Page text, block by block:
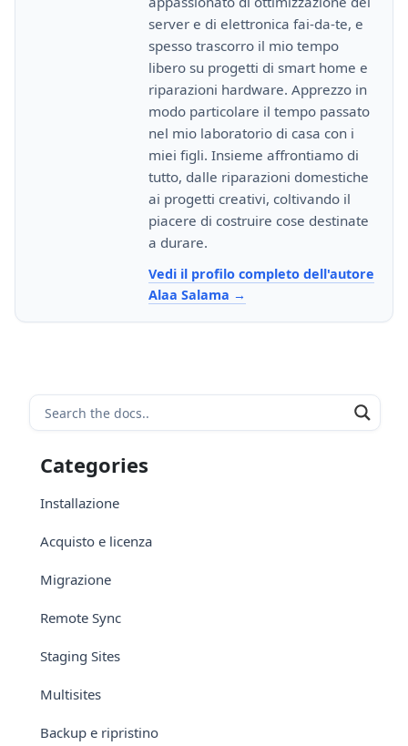
server e di elettronica fai-da-te, e
spesso trascorro il mio tempo
libero su progetti di smart home e
riparazioni hardware. Apprezzo in
modo particolare il tempo passato
nel mio laboratorio di casa con i
miei figli. Insieme affrontiamo di
tutto, dalle riparazioni domestiche
ai progetti creativi, coltivando il
piacere di costruire cose destinate
a durare.
Vedi il profilo completo dell'autore
Alaa Salama
Categories
Installazione
Acquisto e licenza
Migrazione
Remote Sync
Staging Sites
Multisites
Backup e ripristino